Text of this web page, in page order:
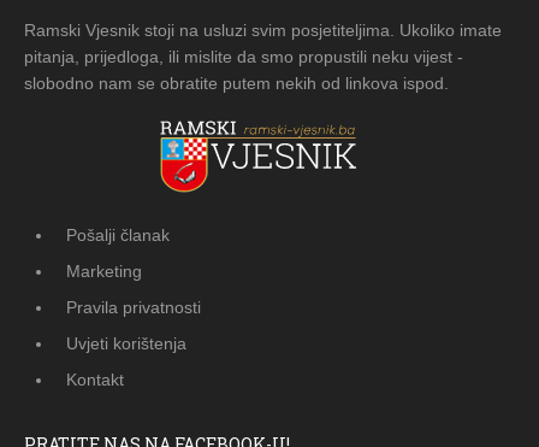
Ramski Vjesnik stoji na usluzi svim posjetiteljima. Ukoliko imate
pitanja, prijedloga, ili mislite da smo propustili neku vijest -
slobodno nam se obratite putem nekih od linkova ispod.
Pošalji članak
Marketing
Pravila privatnosti
Uvjeti korištenja
Kontakt